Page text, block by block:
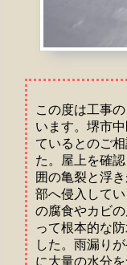
この度は工事
います。堺市
ているとのご
た。屋上を確
囲の亀裂と浮
部へ侵入して
の腐食やカビ
って根本的な
した。雨漏り
に大量の水分